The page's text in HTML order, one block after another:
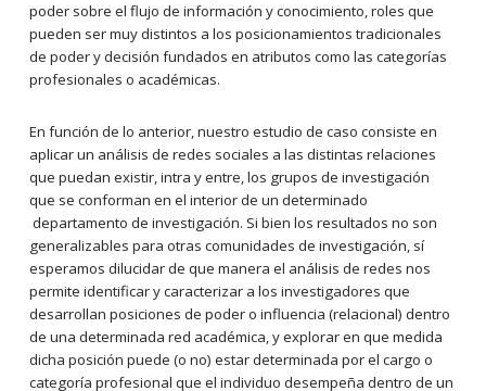
poder sobre el flujo de información y conocimiento, roles que
pueden ser muy distintos a los posicionamientos tradicionales
de poder y decisión fundados en atributos como las categorías
profesionales o académicas.
En función de lo anterior, nuestro estudio de caso consiste en
aplicar un análisis de redes sociales a las distintas relaciones
que puedan existir, intra y entre, los grupos de investigación
que se conforman en el interior de un determinado
departamento de investigación. Si bien los resultados no son
generalizables para otras comunidades de investigación, sí
esperamos dilucidar de que manera el análisis de redes nos
permite identificar y caracterizar a los investigadores que
desarrollan posiciones de poder o influencia (relacional) dentro
de una determinada red académica, y explorar en que medida
dicha posición puede (o no) estar determinada por el cargo o
categoría profesional que el individuo desempeña dentro de un